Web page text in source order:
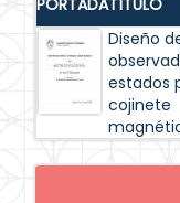
PORTADATÍTULO
Diseño
estados
cojinete